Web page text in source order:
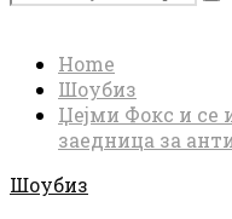
for:
Home
Шоубиз
Џејми Фокс и се
заедница за
Шоубиз